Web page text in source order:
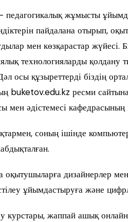
педагогикалық жұмысты
пайдалана отырып,
мен көзқарастар жүйесі.
технологияларды қолдану
осы құзыреттерді біздің
buketov.edu.kz ресми
мен әдістемесі
соның ішінде
оқытушыларға дизайнерлер
ұйымдастыруға және
курстары, жаппай ашық